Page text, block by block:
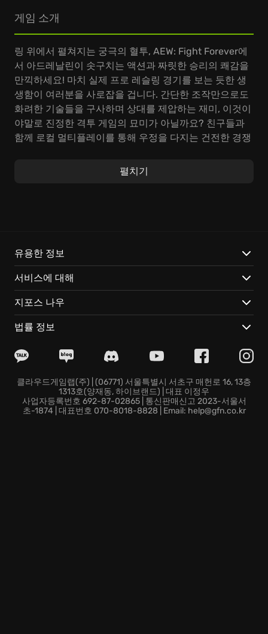
게임 소개
링 위에서 펼쳐지는 궁극의 혈투, AEW: Fight Forever에
서 아드레날린이 솟구치는 액션과 짜릿한 승리의 쾌감을
만끽하세요! 마치 실제 프로 레슬링 경기를 보는 듯한 생
생함이 여러분을 사로잡을 겁니다. 간단한 조작만으로도
화려한 기술들을 구사하며 상대를 제압하는 재미, 이것이
야말로 진정한 격투 게임의 묘미가 아닐까요? 친구들과
함께 로컬 멀티플레이를 통해 우정을 다지는 건전한 경쟁
습니다. 특히
의 정신을 계승하여, 예측
불가능한 반전과 드라마가 가득한 스토리가 인상적입니
다.
다음과 같은 특징적인 요소들이 게임의 재미를 더합니다:
넘치는 경기.
장시키는 재미.
온라인 멀티플레이를 통해 전 세계의 플레이어들과 실력
을 겨루는 짜릿함.
펼치기
유용한 정보
서비스에 대해
지포스 나우
법률 정보
클라우드게임랩(주) | (06771) 서울특별시 서초구 매헌로 16, 13층
1313호(양재동, 하이브랜드) | 대표 이정우
사업자등록번호 692-87-02865 | 통신판매신고 2023-서울서
초-1874 | 대표번호 070-8018-8828 | Email: help@gfn.co.kr